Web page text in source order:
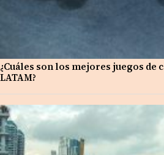
¿Cuáles son los mejores juegos de
LATAM?